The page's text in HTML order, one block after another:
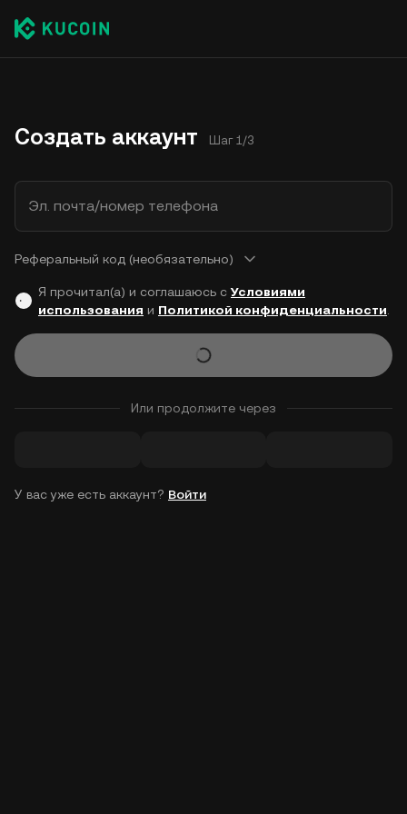
Создать аккаунт Шаг 1/3
Эл. почта/номер телефона
Реферальный код (необязательно)
Я прочитал(а) и соглашаюсь с Условиями
использования и Политикой конфиденциальности
Или продолжите через
У вас уже есть аккаунт? Войти